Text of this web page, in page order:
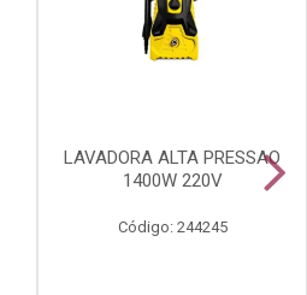
LAVADORA ALTA PRESSAO
1400W 220V
Código: 244245